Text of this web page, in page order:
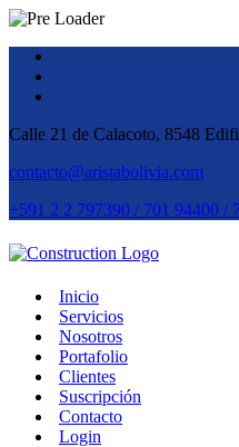
Calle 21 de Calacoto, 8548
contacto@aristabolivia.com
+591 2 2 797390 / 701 94400 /
Inicio
Servicios
Nosotros
Portafolio
Clientes
Suscripción
Contacto
Login